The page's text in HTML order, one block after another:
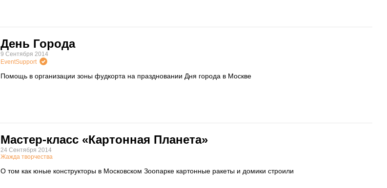
День Города
9 Сентября 2014
EventSupport
Помощь в организации зоны фудкорта на праздновании Дня города в Москве
Мастер-класс «Картонная Планета»
24 Сентября 2014
Жажда творчества
О том как юные конструкторы в Московском Зоопарке картонные ракеты и домики строили